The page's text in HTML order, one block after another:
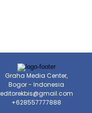
Graha Media Center,
Bogor - Indonesia
editorekbis@gmail.com
+628557777888